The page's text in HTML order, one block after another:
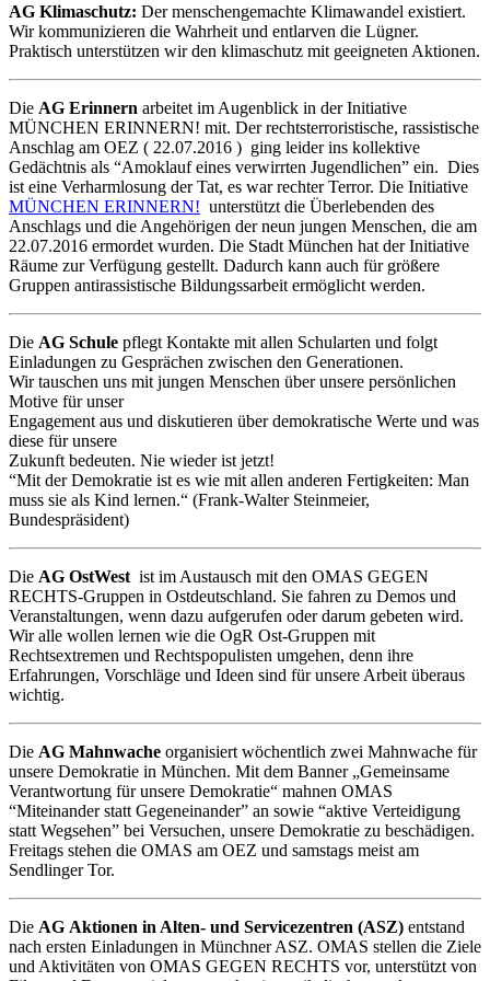
AG Klimaschutz: Der menschengemachte Klimawandel existiert.
Wir kommunizieren die Wahrheit und entlarven die Lügner.
Praktisch unterstützen wir den klimaschutz mit geeigneten Aktionen.
Die AG Erinnern arbeitet im Augenblick in der Initiative
MÜNCHEN ERINNERN! mit. Der rechtsterroristische, rassistische
Anschlag am OEZ ( 22.07.2016 ) ging leider ins kollektive
Gedächtnis als “Amoklauf eines verwirrten Jugendlichen” ein. Dies
ist eine Verharmlosung der Tat, es war rechter Terror. Die Initiative
MÜNCHEN ERINNERN! unterstützt die Überlebenden des
Anschlags und die Angehörigen der neun jungen Menschen, die am
22.07.2016 ermordet wurden. Die Stadt München hat der Initiative
Räume zur Verfügung gestellt. Dadurch kann auch für größere
Gruppen antirassistische Bildungssarbeit ermöglicht werden.
Die AG Schule pflegt Kontakte mit allen Schularten und folgt
Einladungen zu Gesprächen zwischen den Generationen.
Wir tauschen uns mit jungen Menschen über unsere persönlichen
Motive für unser
Engagement aus und diskutieren über demokratische Werte und was
diese für unsere
Zukunft bedeuten. Nie wieder ist jetzt!
“Mit der Demokratie ist es wie mit allen anderen Fertigkeiten: Man
muss sie als Kind lernen.“ (Frank-Walter Steinmeier,
Bundespräsident)
Die AG OstWest ist im Austausch mit den OMAS GEGEN
RECHTS-Gruppen in Ostdeutschland. Sie fahren zu Demos und
Veranstaltungen, wenn dazu aufgerufen oder darum gebeten wird.
Wir alle wollen lernen wie die OgR Ost-Gruppen mit
Rechtsextremen und Rechtspopulisten umgehen, denn ihre
Erfahrungen, Vorschläge und Ideen sind für unsere Arbeit überaus
wichtig.
Die AG Mahnwache organisiert wöchentlich zwei Mahnwache für
unsere Demokratie in München. Mit dem Banner „Gemeinsame
Verantwortung für unsere Demokratie“ mahnen OMAS
“Miteinander statt Gegeneinander” an sowie “aktive Verteidigung
statt Wegsehen” bei Versuchen, unsere Demokratie zu beschädigen.
Freitags stehen die OMAS am OEZ und samstags meist am
Sendlinger Tor.
Die AG Aktionen in Alten- und Servicezentren (ASZ) entstand
nach ersten Einladungen in Münchner ASZ. OMAS stellen die Ziele
und Aktivitäten von OMAS GEGEN RECHTS vor, unterstützt von